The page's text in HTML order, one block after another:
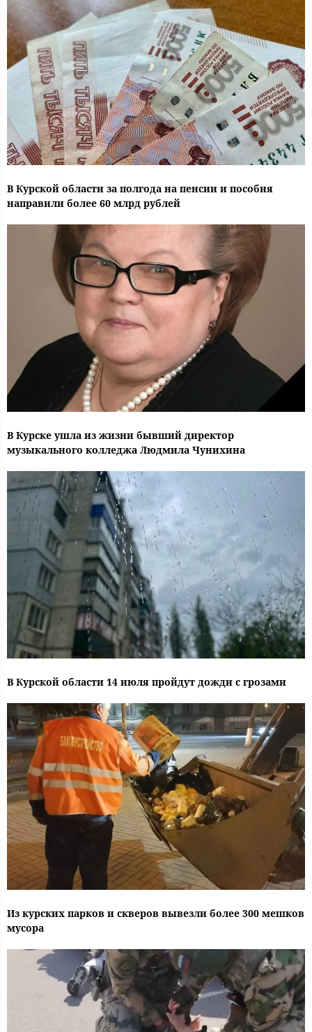
В Курской области за полгода на пенсии и пособия
направили более 60 млрд рублей
В Курске ушла из жизни бывший директор
музыкального колледжа Людмила Чунихина
В Курской области 14 июля пройдут дожди с грозами
Из курских парков и скверов вывезли более 300 мешков
мусора